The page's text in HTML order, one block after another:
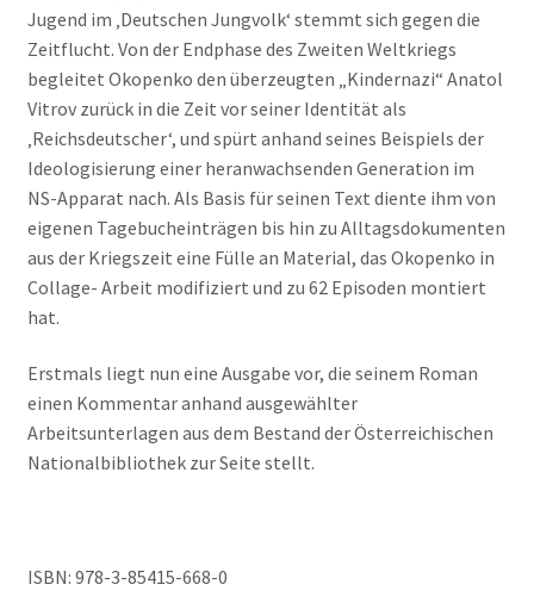
Jugend im ‚Deutschen Jungvolk‘ stemmt sich gegen die
Zeitflucht. Von der Endphase des Zweiten Weltkriegs
begleitet Okopenko den überzeugten „Kindernazi“ Anatol
Vitrov zurück in die Zeit vor seiner Identität als
‚Reichsdeutscher‘, und spürt anhand seines Beispiels der
Ideologisierung einer heranwachsenden Generation im
NS-Apparat nach. Als Basis für seinen Text diente ihm von
eigenen Tagebucheinträgen bis hin zu Alltagsdokumenten
aus der Kriegszeit eine Fülle an Material, das Okopenko in
Collage- Arbeit modifiziert und zu 62 Episoden montiert
hat.
Erstmals liegt nun eine Ausgabe vor, die seinem Roman
einen Kommentar anhand ausgewählter
Arbeitsunterlagen aus dem Bestand der Österreichischen
Nationalbibliothek zur Seite stellt.
ISBN: 978-3-85415-668-0